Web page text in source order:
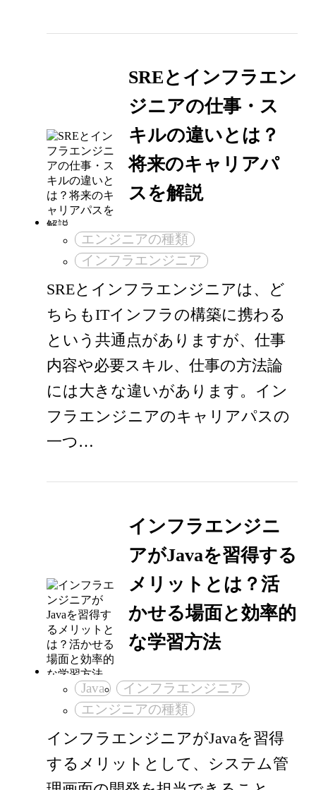
SREとインフラエン
ジニアの仕事・ス
キルの違いとは？
将来のキャリアパ
スを解説
エンジニアの種類
インフラエンジニア
SREとインフラエンジニアは、ど
ちらもITインフラの構築に携わる
という共通点がありますが、仕事
内容や必要スキル、仕事の方法論
には大きな違いがあります。イン
フラエンジニアのキャリアパスの
一つ…
インフラエンジニ
アがJavaを習得する
メリットとは？活
かせる場面と効率的
な学習方法
Java
インフラエンジニア
エンジニアの種類
インフラエンジニアがJavaを習得
するメリットとして、システム管